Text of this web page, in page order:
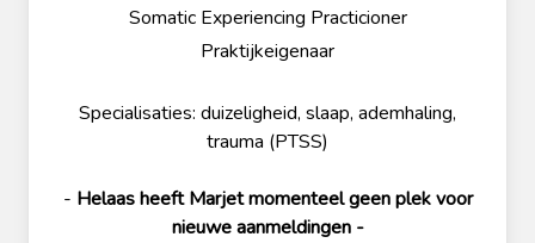
Somatic Experiencing Practicioner
Praktijkeigenaar
Specialisaties: duizeligheid, slaap, ademhaling,
trauma (PTSS)
- Helaas heeft Marjet momenteel geen plek voor
nieuwe aanmeldingen -